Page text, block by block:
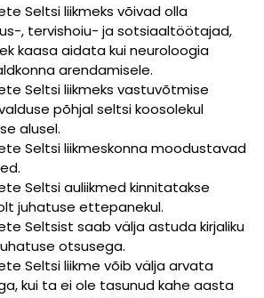
Seltsi liikmeks võivad olla
, tervishoiu- ja sotsiaaltöötajad,
kaasa aidata kui neuroloogia
arendamisele.
Seltsi liikmeks vastuvõtmise
põhjal seltsi koosolekul
alusel.
Seltsi liikmeskonna moodustavad
Seltsi auliikmed kinnitatakse
juhatuse ettepanekul.
Seltsist saab välja astuda kirjaliku
otsusega.
Seltsi liikme võib välja arvata
kui ta ei ole tasunud kahe aasta